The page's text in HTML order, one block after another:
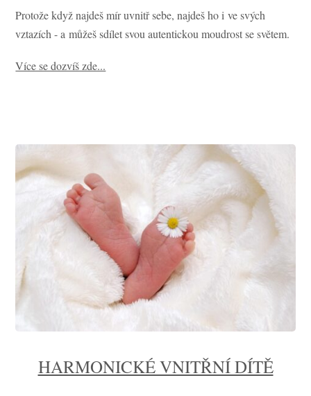
Protože když najdeš mír uvnitř sebe, najdeš ho i ve svých
vztazích - a můžeš sdílet svou autentickou moudrost se světem.
Více se dozvíš zde...
HARMONICKÉ VNITŘNÍ DÍTĚ